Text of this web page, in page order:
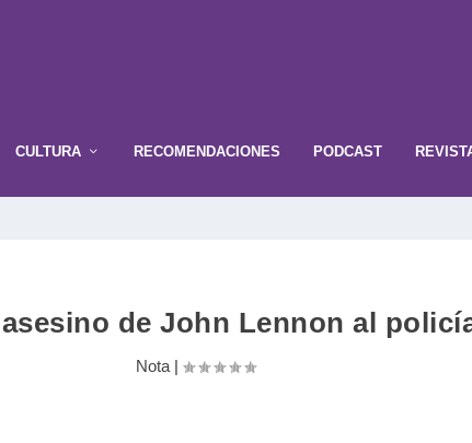
CULTURA RECOMENDACIONES PODCAST
de John Lennon al
Nota|